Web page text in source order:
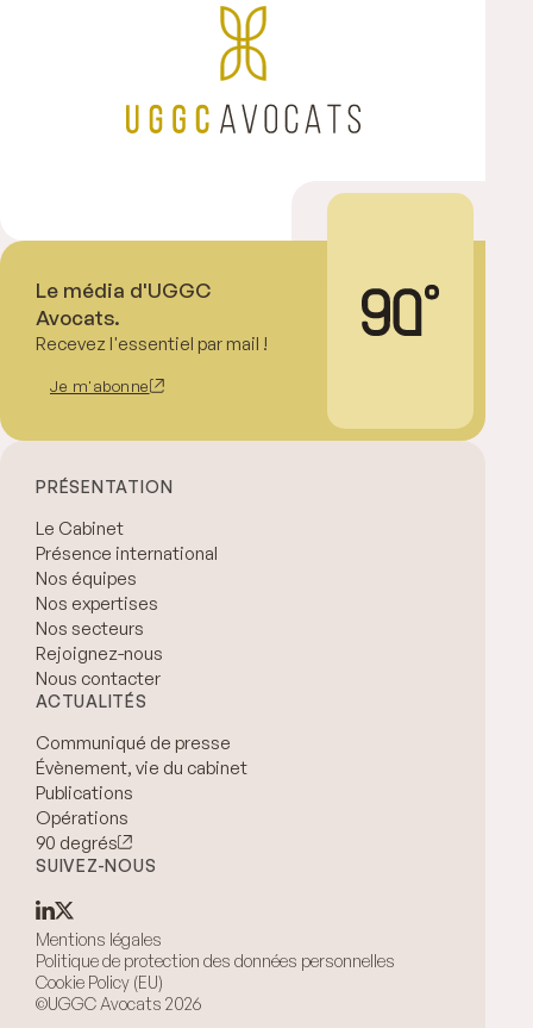
Le média d'UGGC
Avocats.
Recevez l'essentiel par mail !
Je m'abonne
PRÉSENTATION
Le Cabinet
Présence international
Nos équipes
Nos expertises
Nos secteurs
Rejoignez-nous
Nous contacter
ACTUALITÉS
Communiqué de presse
Évènement, vie du cabinet
Publications
Opérations
90 degrés
SUIVEZ-NOUS
Mentions légales
Politique de protection des données personnelles
Cookie Policy (EU)
©UGGC Avocats 2026